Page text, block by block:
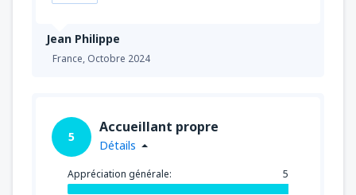
Jean Philippe
France, Octobre 2024
5
Accueillant propre
Détails
Appréciation générale: 5